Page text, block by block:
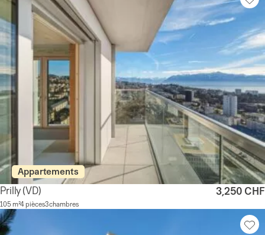
Appartements
Prilly(VD)
105 m²4 pièces3 chambres
3,250 CHF